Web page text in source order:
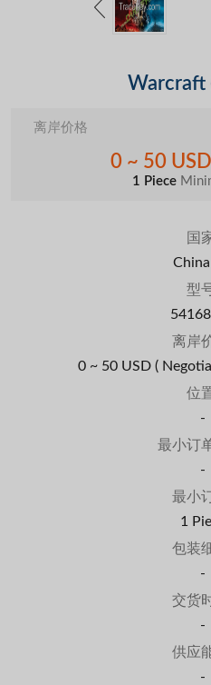
Warcraft
离岸价格
0 ~ 50 USD
1 Piece
国
China
型
离岸
0 ~ 50 USD (
位
-
最小订
-
最小
1
包装
-
交货
-
供应
-